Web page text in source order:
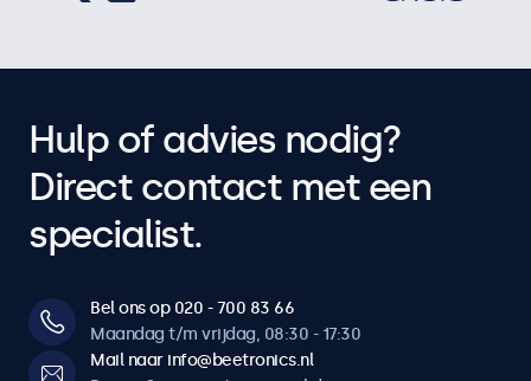
Hulp of advies nodig?
Direct contact met een
specialist.
Bel ons op 020 - 700 83 66
Maandag t/m vrijdag, 08:30 - 17:30
Mail naar info@beetronics.nl